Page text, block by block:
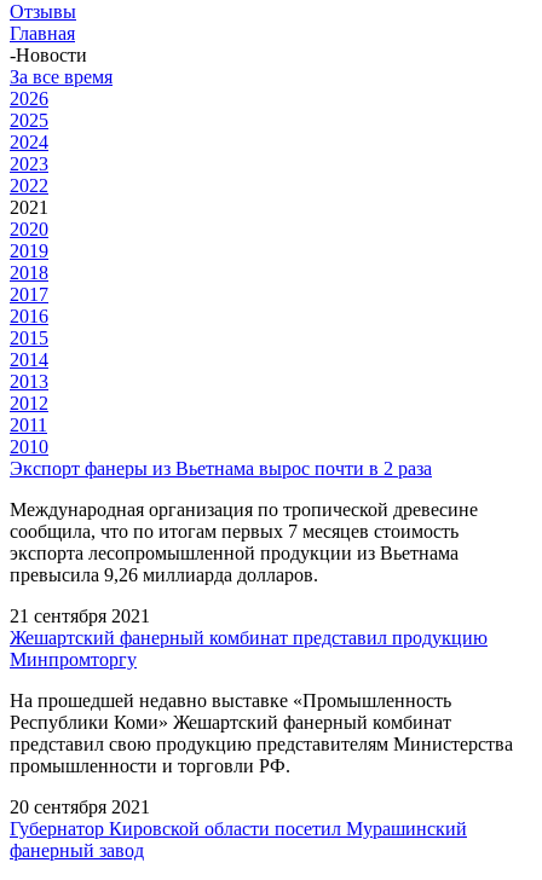
Отзывы
Главная
-Новости
За все время
2026
2025
2024
2023
2022
2021
2020
2019
2018
2017
2016
2015
2014
2013
2012
2011
2010
Экспорт фанеры из Вьетнама вырос почти в 2 раза
Международная организация по тропической древесине
сообщила, что по итогам первых 7 месяцев стоимость
экспорта лесопромышленной продукции из Вьетнама
превысила 9,26 миллиарда долларов.
21 сентября 2021
Жешартский фанерный комбинат представил продукцию
Минпромторгу
На прошедшей недавно выставке «Промышленность
Республики Коми» Жешартский фанерный комбинат
представил свою продукцию представителям Министерства
промышленности и торговли РФ.
20 сентября 2021
Губернатор Кировской области посетил Мурашинский
фанерный завод